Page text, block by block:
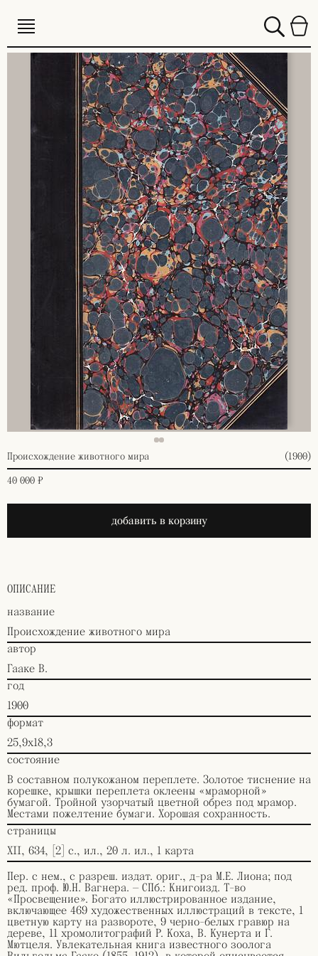
Происхождение животного мира
(1900)
40 000 ₽
добавить в корзину
ОПИСАНИЕ
название
Происхождение животного мира
автор
Гааке В.
год
1900
формат
25,9х18,3
состояние
В составном полукожаном переплете. Золотое тиснение на
корешке, крышки переплета оклеены «мраморной»
бумагой. Тройной узорчатый цветной обрез под мрамор.
Местами пожелтение бумаги. Хорошая сохранность.
страницы
XII, 634, [2] с., ил., 20 л. ил., 1 карта
Пер. с нем., с разреш. издат. ориг., д-ра М.Е. Лиона; под
ред. проф. Ю.Н. Вагнера. — СПб.: Книгоизд. Т-во
«Просвещение». Богато иллюстрированное издание,
включающее 469 художественных иллюстраций в тексте, 1
цветную карту на развороте, 9 черно-белых гравюр на
дереве, 11 хромолитографий Р. Коха, В. Кунерта и Г.
Мютцеля. Увлекательная книга известного зоолога